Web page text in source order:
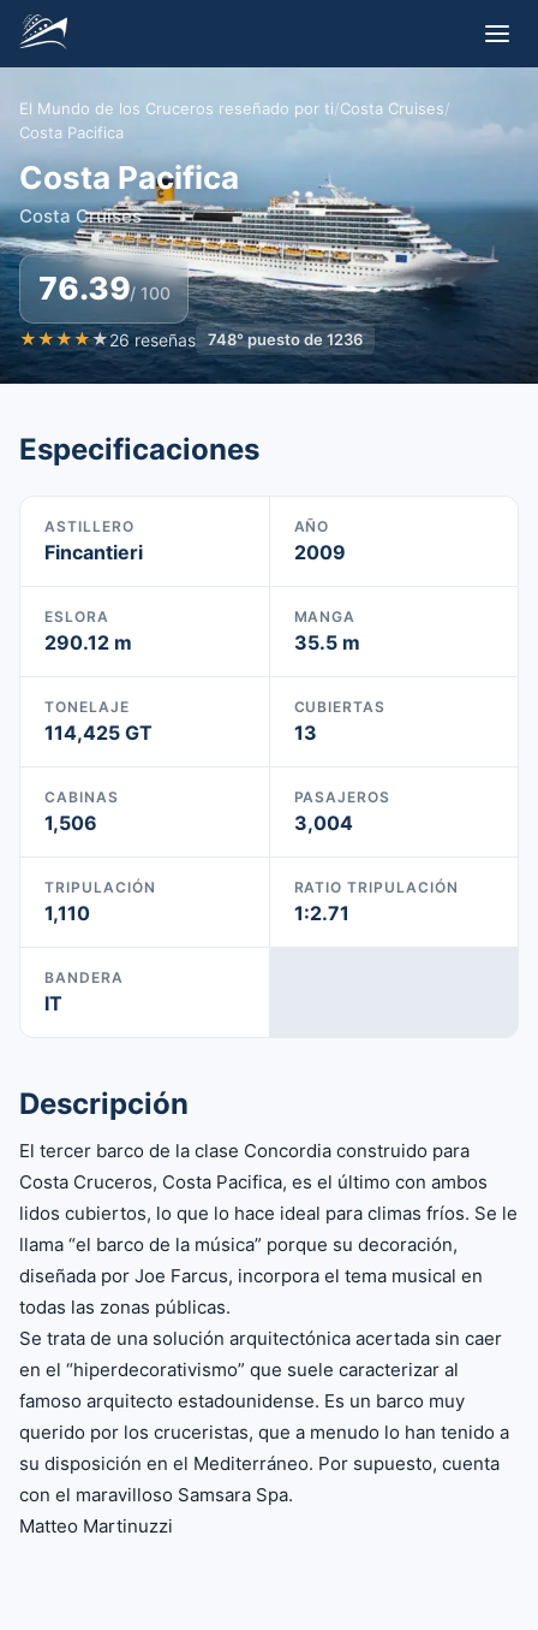
El Mundo de los Cruceros reseñado por ti/Costa Cruises/
Costa Pacifica
Costa Pacifica
Costa Cruises
76.39/ 100
★★★★★26 reseñas 748°puesto de1236
Especificaciones
ASTILLERO
Fincantieri
AÑO
2009
ESLORA
290.12 m
MANGA
35.5 m
TONELAJE
114,425 GT
CUBIERTAS
13
CABINAS
1,506
PASAJEROS
3,004
TRIPULACIÓN
1,110
RATIO TRIPULACIÓN
1:2.71
BANDERA
IT
Descripción
El tercer barco de la clase Concordia construido para
Costa Cruceros, Costa Pacifica, es el último con ambos
lidos cubiertos, lo que lo hace ideal para climas fríos. Se le
llama “el barco de la música” porque su decoración,
diseñada por Joe Farcus, incorpora el tema musical en
todas las zonas públicas.
Se trata de una solución arquitectónica acertada sin caer
en el “hiperdecorativismo” que suele caracterizar al
famoso arquitecto estadounidense. Es un barco muy
querido por los cruceristas, que a menudo lo han tenido a
su disposición en el Mediterráneo. Por supuesto, cuenta
con el maravilloso Samsara Spa.
Matteo Martinuzzi